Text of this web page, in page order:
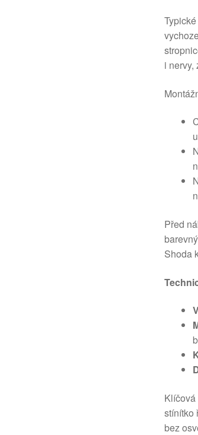
i
Před
Shoda
stínítko
bez